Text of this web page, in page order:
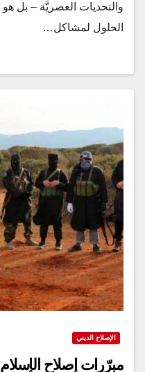
والتحديات العصريَّة – بل
الحلول لمشاكل…
الإصلاح الديني
مبرّرات إصلاح الإسلام